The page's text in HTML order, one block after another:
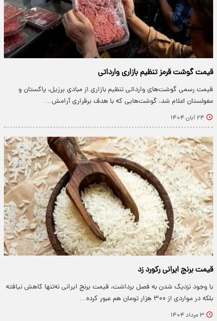
قیمت گوشت قرمز تنظیم بازاری وارداتی
قیمت رسمی گوشت‌های وارداتی تنظیم بازاری از مبادی برزیل، پاکستان و
مغولستان اعلام شد. گوشت‌هایی که با هدف برقراری آرامش…
۲۴ آبان ۱۴۰۴
قیمت برنج ایرانی رکورد زد
با وجود نزدیک شدن به فصل برداشت، قیمت برنج ایرانی نه‌تنها کاهش نیافته
بلکه در مواردی از ۳۰۰ هزار تومان هم عبور کرده…
۳ مرداد ۱۴۰۴